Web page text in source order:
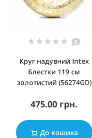
0
Круг надувний Intex
Блестки 119 см
золотистий (56274GD)
475.00 грн.
До кошика